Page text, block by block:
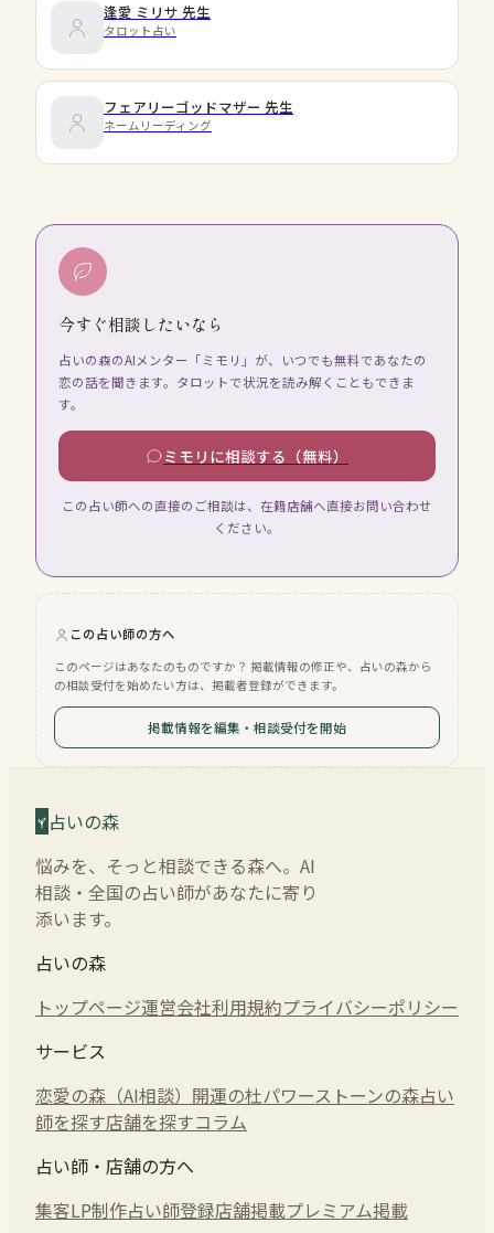
逢愛 ミリサ 先生
タロット占い
フェアリーゴッドマザー 先生
ネームリーディング
今すぐ相談したいなら
占いの森のAIメンター「ミモリ」が、いつでも無料であなたの
恋の話を聞きます。タロットで状況を読み解くこともできま
す。
ミモリに相談する（無料）
この占い師への直接のご相談は、在籍店舗へ直接お問い合わせ
ください。
この占い師の方へ
このページはあなたのものですか？ 掲載情報の修正や、占いの森から
の相談受付を始めたい方は、掲載者登録ができます。
掲載情報を編集・相談受付を開始
占いの森
悩みを、そっと相談できる森へ。AI
相談・全国の占い師があなたに寄り
添います。
占いの森
トップページ運営会社利用規約プライバシーポリシー
サービス
恋愛の森（AI相談） 開運の杜パワーストーンの森占い
師を探す店舗を探すコラム
占い師・店舗の方へ
集客LP制作占い師登録店舗掲載プレミアム掲載